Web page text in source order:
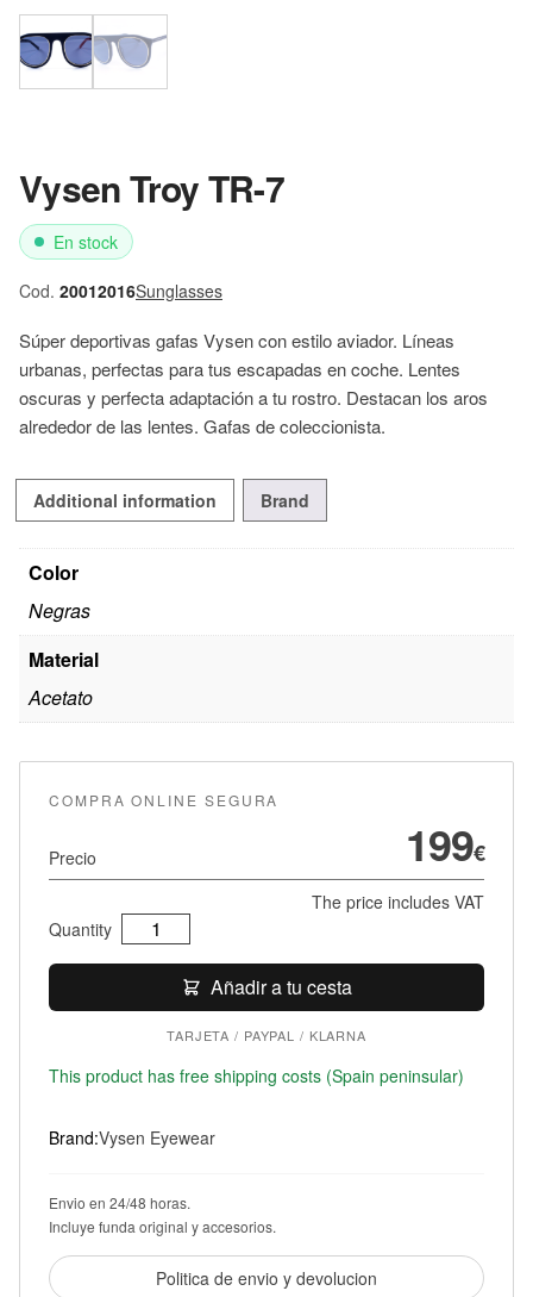
Vysen Troy TR-7
En stock
Cod. 20012016Sunglasses
Súper deportivas gafas Vysen con estilo aviador. Líneas
urbanas, perfectas para tus escapadas en coche. Lentes
oscuras y perfecta adaptación a tu rostro. Destacan los aros
alrededor de las lentes. Gafas de coleccionista.
Additional information Brand
Color
Negras
Material
Acetato
COMPRA ONLINE SEGURA
Precio 199€
The price includes VAT
Quantity
Vysen
7
quantity
Añadir a tu cesta
TARJETA / PAYPAL / KLARNA
This product has free shipping costs (Spain peninsular)
Brand:Vysen Eyewear
Envio en 24/48 horas.
Incluye funda original y accesorios.
Politica de envio y devolucion